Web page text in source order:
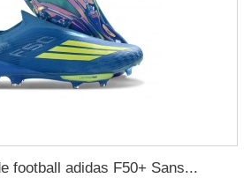
football adidas F50+ Sans...